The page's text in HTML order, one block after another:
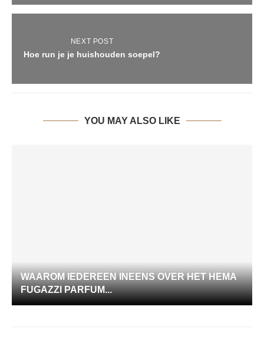
NEXT POST
Hoe run je je huishouden soepel?
YOU MAY ALSO LIKE
WAAROM IEDEREEN INEENS OVER HET HEMA
FUGAZZI PARFUM...